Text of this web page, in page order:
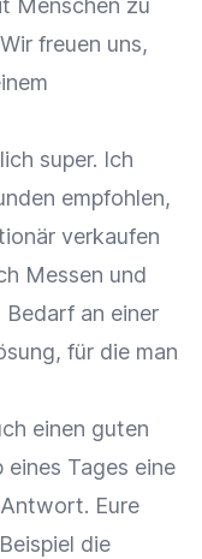
Menschen zu
freuen uns,
super. Ich
empfohlen,
verkaufen
Messen und
Bedarf an einer
für die man
einen guten
Tages eine
Eure
die